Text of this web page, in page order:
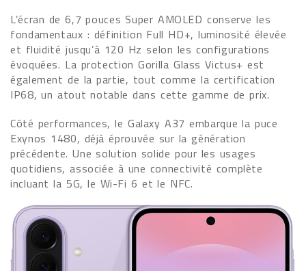
L’écran de 6,7 pouces Super AMOLED conserve les
fondamentaux : définition Full HD+, luminosité élevée
et fluidité jusqu’à 120 Hz selon les configurations
évoquées. La protection Gorilla Glass Victus+ est
également de la partie, tout comme la certification
IP68, un atout notable dans cette gamme de prix.
Côté performances, le Galaxy A37 embarque la puce
Exynos 1480, déjà éprouvée sur la génération
précédente. Une solution solide pour les usages
quotidiens, associée à une connectivité complète
incluant la 5G, le Wi-Fi 6 et le NFC.